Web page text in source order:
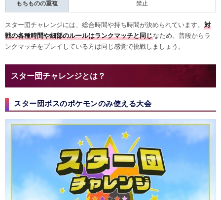
もちものの重複 禁止
スター団チャレンジには、総合時間や持ち時間が決められています。 対
戦の各種時間や細部のルールはランクマッチと同じなため、普段からラ
ンクマッチをプレイしている方は同じ感覚で挑戦しましょう。
スター団チャレンジとは？
スター団ボスのポケモンのみ使える大会